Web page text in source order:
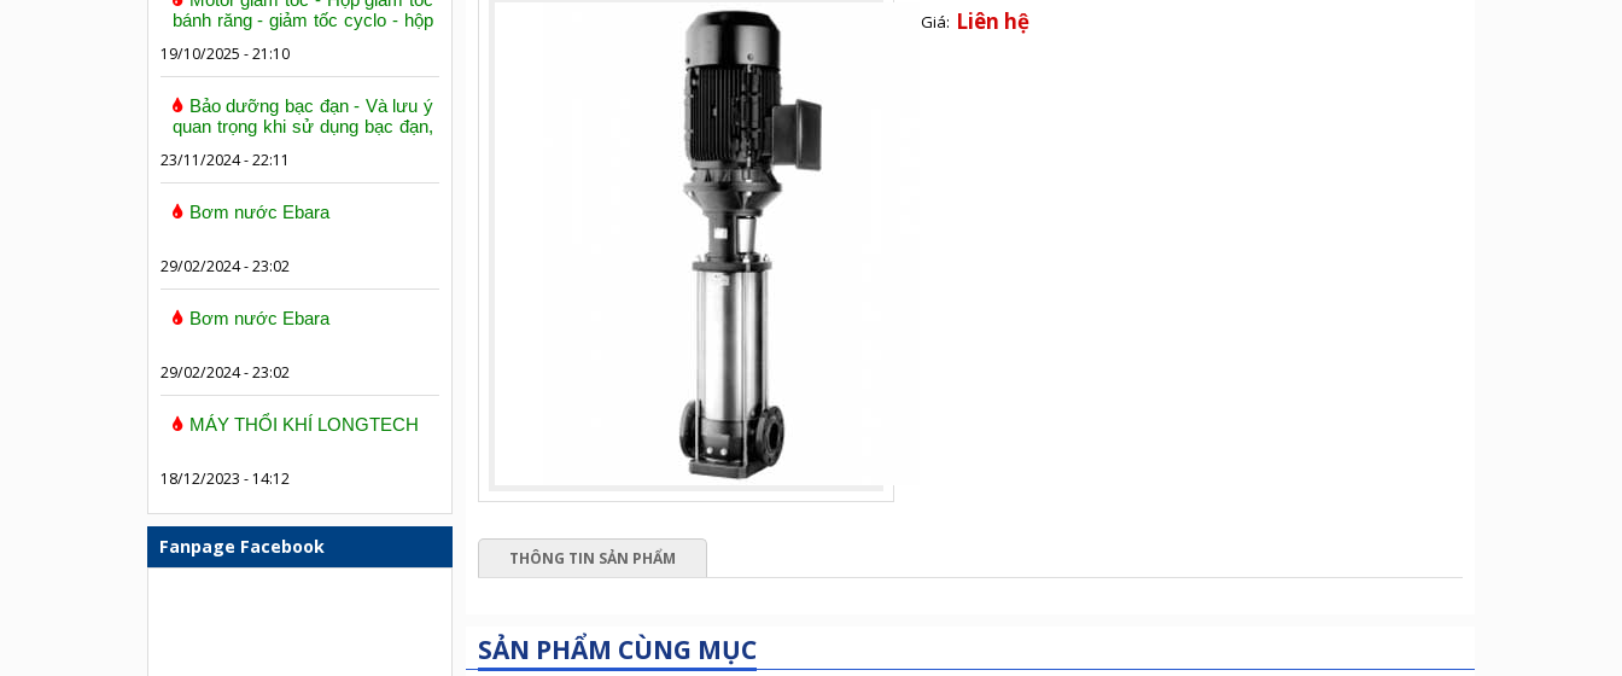
bánh răng - giảm tốc cyclo - hộp
19/10/2025 - 21:10
Bảo dưỡng bạc đạn - Và lưu ý
quan trọng khi sử dụng bạc đạn,
23/11/2024 - 22:11
Bơm nước Ebara
29/02/2024 - 23:02
Bơm nước Ebara
29/02/2024 - 23:02
MÁY THỔI KHÍ LONGTECH
18/12/2023 - 14:12
Fanpage Facebook
Giá: Liên hệ
THÔNG TIN SẢN PHẨM
SẢN PHẨM CÙNG MỤC